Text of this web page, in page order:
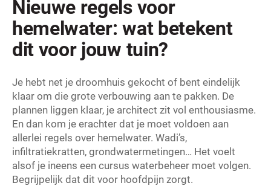
Nieuwe regels voor
hemelwater: wat betekent
dit voor jouw tuin?
Je hebt net je droomhuis gekocht of bent eindelijk
klaar om die grote verbouwing aan te pakken. De
plannen liggen klaar, je architect zit vol enthousiasme.
En dan kom je erachter dat je moet voldoen aan
allerlei regels over hemelwater. Wadi’s,
infiltratiekratten, grondwatermetingen… Het voelt
alsof je ineens een cursus waterbeheer moet volgen.
Begrijpelijk dat dit voor hoofdpijn zorgt.